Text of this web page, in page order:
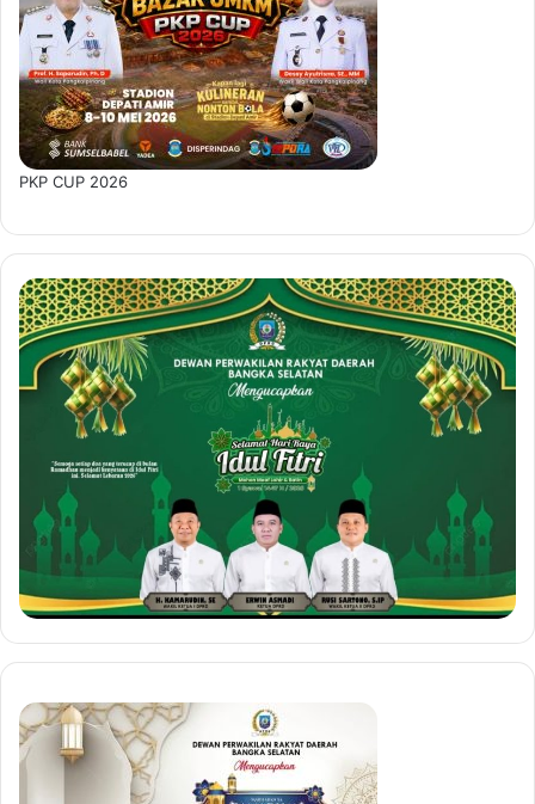
PKP CUP 2026